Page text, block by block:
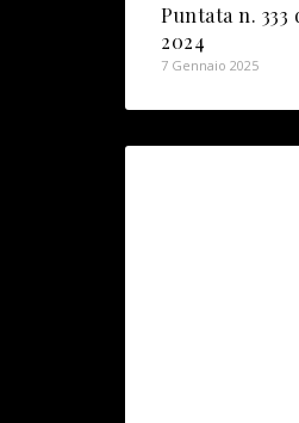
Puntata n. 333
2024
7 Gennaio 2025